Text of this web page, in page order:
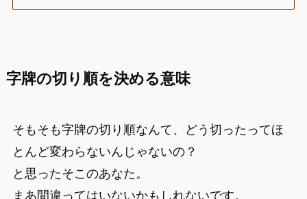
字牌の切り順を決める意味
そもそも字牌の切り順なんて、どう切ったってほ
とんど変わらないんじゃないの？
と思ったそこのあなた。
まあ間違ってはいないかもしれないです。